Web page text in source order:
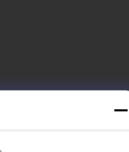
промышленный